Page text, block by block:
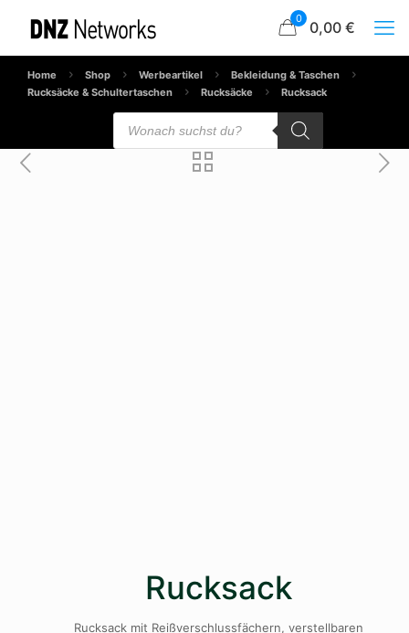
0 0,00 €
Home Shop Werbeartikel
Bekleidung & Taschen
Rucksäcke & Schultertaschen
Rucksäcke Rucksack
Products
search
Rucksack
Rucksack mit Reißverschlussfächern, verstellbaren